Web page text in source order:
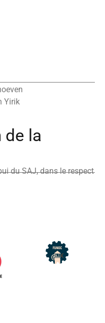
Yirik
de la
du SAJ, dans le respect